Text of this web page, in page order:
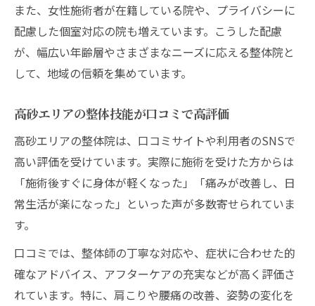
また、女性施術者が在籍している院や、プライバシーに
配慮した個室対応の院も増えています。こうした配慮
が、幅広い年齢層やさまざまなニーズに応える整体院と
して、地域の信頼を集めています。
高砂エリアの整体技能が口コミで高評価
高砂エリアの整体院は、口コミサイトや利用者のSNSで
高い評価を受けています。実際に施術を受けた方からは
「施術後すぐに身体が軽くなった」「痛みが改善し、日
常生活が楽になった」といった声が多数寄せられていま
す。
口コミでは、整体師の丁寧な対応や、症状に合わせた的
確なアドバイス、アフターケアの充実などが高く評価さ
れています。特に、肩こりや腰痛の改善、姿勢の変化を